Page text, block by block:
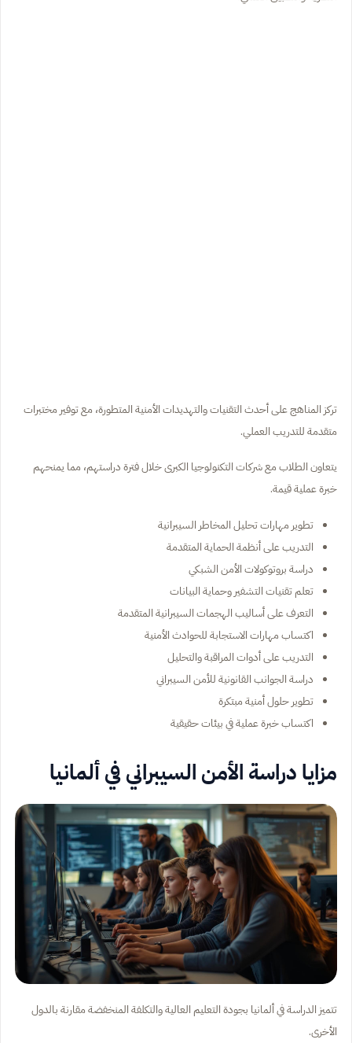
تركز المناهج على أحدث التقنيات والتهديدات الأمنية المتطورة، مع توفير مختبرات
متقدمة للتدريب العملي.
يتعاون الطلاب مع شركات التكنولوجيا الكبرى خلال فترة دراستهم، مما يمنحهم
خبرة عملية قيمة.
تطوير مهارات تحليل المخاطر السيبرانية
التدريب على أنظمة الحماية المتقدمة
دراسة بروتوكولات الأمن الشبكي
تعلم تقنيات التشفير وحماية البيانات
التعرف على أساليب الهجمات السيبرانية المتقدمة
اكتساب مهارات الاستجابة للحوادث الأمنية
التدريب على أدوات المراقبة والتحليل
دراسة الجوانب القانونية للأمن السيبراني
تطوير حلول أمنية مبتكرة
اكتساب خبرة عملية في بيئات حقيقية
مزايا دراسة الأمن السيبراني في ألمانيا
تتميز الدراسة في ألمانيا بجودة التعليم العالية والتكلفة المنخفضة مقارنة بالدول
الأخرى.